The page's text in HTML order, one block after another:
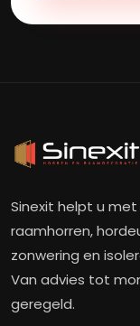
Sinexit helpt u met
raamhorren,
zonwering en
Van advies tot
geregeld.